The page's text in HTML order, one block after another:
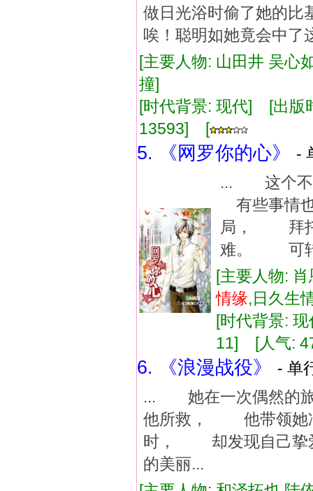
做日光浴时偷了她
唉！聪明如她竟会中
[主要人物: 山田井 吴
撞]
[时代背景: 现代] [出
13593] [
5. 《网罗你的心》
-
... 这个不
有些事情
局， 拜托
难。 可转
[主要人物:
情缘,日久生
[时代背景:
11] [人气:
6. 《浪漫战役》
- 单
... 她在一次偶然的
他所救， 他带领她
时， 却发现自己挚
的美丽...